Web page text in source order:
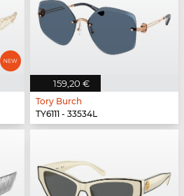
159,20 €
Tory Burch
TY6111 - 33534L